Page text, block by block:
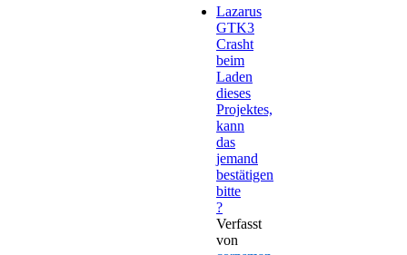
Lazarus
GTK3
Crasht
beim
Laden
dieses
Projektes,
kann
das
jemand
bestätigen
bitte
?
Verfasst
von